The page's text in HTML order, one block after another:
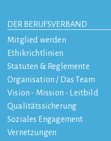
DER BERUFSVERBAND
Mitglied werden
Ethikrichtlinien
Statuten & Reglemente
Organisation / Das Team
Vision - Mission - Leitbild
Qualitätssicherung
Soziales Engagement
Vernetzungen